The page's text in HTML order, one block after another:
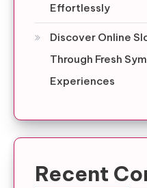
Effortlessly
Discover Online
Through Fresh
Experiences
Recent